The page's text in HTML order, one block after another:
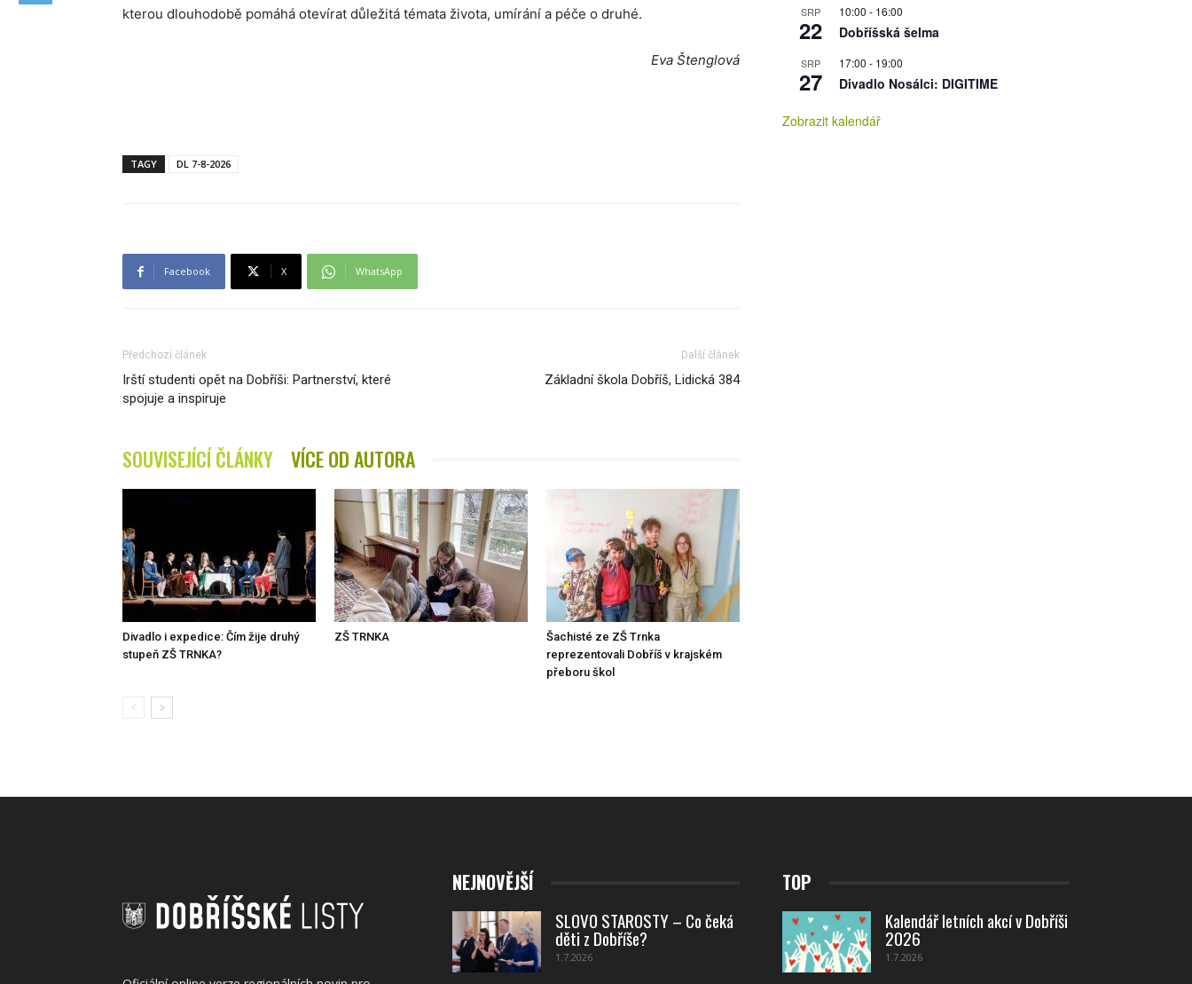
kterou dlouhodobě pomáhá otevírat důležitá témata života, umírání a péče o druhé.
Eva Štenglová
TAGY DL 7-8-2026
Facebook X WhatsApp
Předchozí článek
Irští studenti opět na Dobříši: Partnerství, které
spojuje a inspiruje
Další článek
Základní škola Dobříš, Lidická 384
SOUVISEJÍCÍ ČLÁNKY VÍCE OD AUTORA
Divadlo i expedice: Čím žije druhý
stupeň ZŠ TRNKA?
ZŠ TRNKA
Šachisté ze ZŠ Trnka
reprezentovali Dobříš v krajském
přeboru škol
SRP
22
10:00 - 16:00
Dobříšská šelma
SRP
27
17:00 - 19:00
Divadlo Nosálci: DIGITIME
Zobrazit kalendář
NEJNOVĚJŠÍ
SLOVO STAROSTY – Co čeká
děti z Dobříše?
1.7.2026
TOP
Kalendář letních akcí v Dobříši
2026
1.7.2026